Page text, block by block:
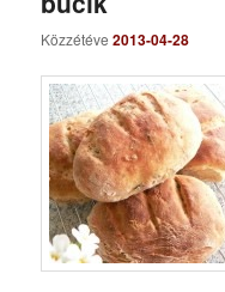
Közzétéve2013-04-28